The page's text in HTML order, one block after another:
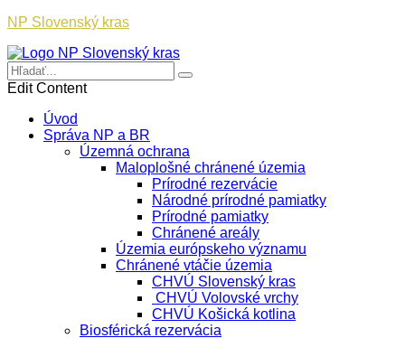
NP Slovenský kras
Edit Content
Úvod
Správa NP a BR
Územná ochrana
Maloplošné chránené územia
Prírodné rezervácie
Národné prírodné pamiatky
Prírodné pamiatky
Chránené areály
Územia európskeho významu
Chránené vtáčie územia
CHVÚ Slovenský kras
CHVÚ Volovské vrchy
CHVÚ Košická kotlina
Biosférická rezervácia